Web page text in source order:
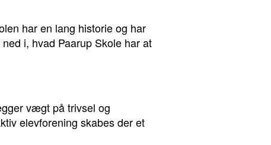
har en lang historie og har
i, hvad Paarup Skole har at
vægt på trivsel og
elevforening skabes der et